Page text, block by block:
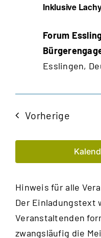
Inklusive
Forum
Esslingen,
Vorherige
Hinweis für alle
Der Einladungstext
Veranstaltenden
zwangsläufig die